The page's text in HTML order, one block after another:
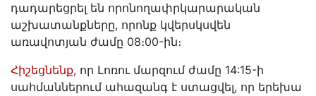
դադարեցրել են որոնողափրկարարական
աշխատանքները, որոնք կվերսկսվեն
առավոտյան ժամը 08։00-ին։
Հիշեցնենք, որ Լոռու մարզում ժամը 14:15-ի
սահմաններում ահազանգ է ստացվել, որ երեխա